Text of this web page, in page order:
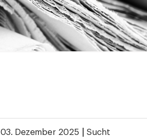
03. Dezember 2025 Sucht